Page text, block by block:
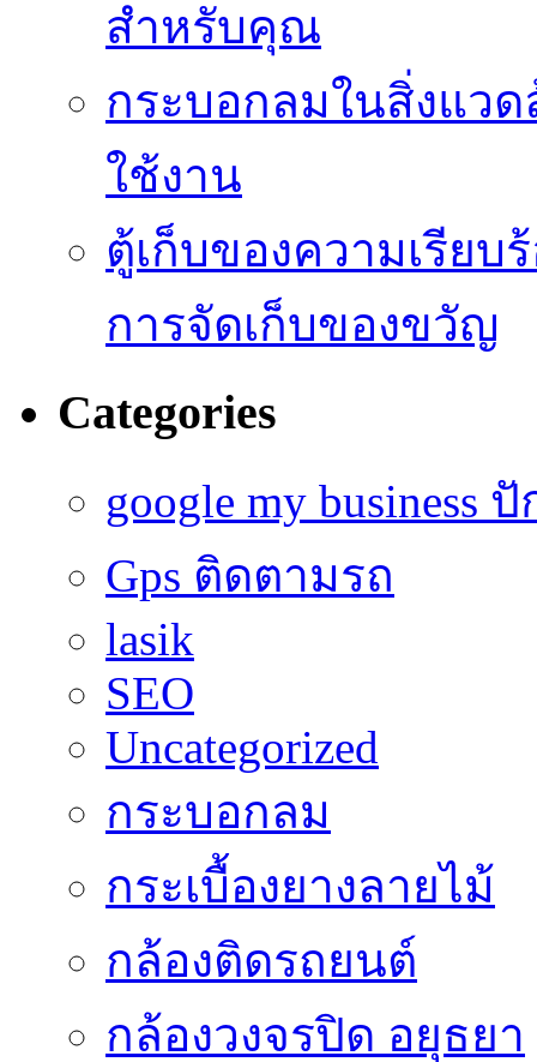
สำหรับคุณ
กระบอกลมในสิ่งแว
ใช้งาน
ตู้เก็บของความเรีย
การจัดเก็บของขวัญ
Categories
google my business
Gps ติดตามรถ
lasik
SEO
Uncategorized
กระบอกลม
กระเบื้องยางลายไม้
กล้องติดรถยนต์
กล้องวงจรปิด อยุธยา